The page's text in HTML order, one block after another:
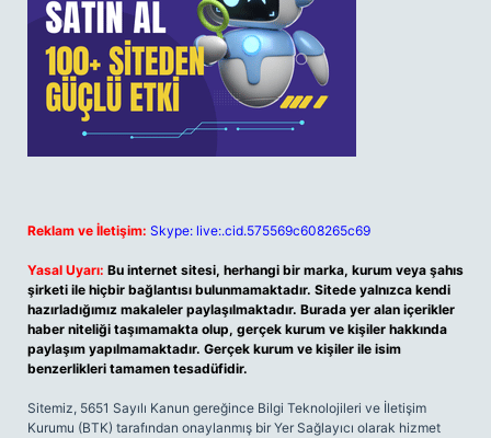
Reklam ve İletişim: Skype: live:.cid.575569c608265c69
Yasal Uyarı: Bu internet sitesi, herhangi bir marka, kurum veya şahıs
şirketi ile hiçbir bağlantısı bulunmamaktadır. Sitede yalnızca kendi
hazırladığımız makaleler paylaşılmaktadır. Burada yer alan içerikler
haber niteliği taşımamakta olup, gerçek kurum ve kişiler hakkında
paylaşım yapılmamaktadır. Gerçek kurum ve kişiler ile isim
benzerlikleri tamamen tesadüfidir.
Sitemiz, 5651 Sayılı Kanun gereğince Bilgi Teknolojileri ve İletişim
Kurumu (BTK) tarafından onaylanmış bir Yer Sağlayıcı olarak hizmet